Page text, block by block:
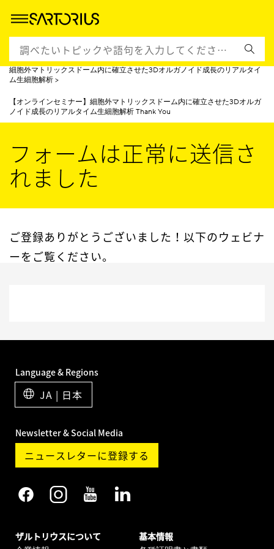
ホームページ イベント＆トレーニング 日本語のウェビナー
細胞外マトリックスドーム内に確立させた3Dオルガノイド成長のリアルタイ
ム生細胞解析
【オンラインセミナー】細胞外マトリックスドーム内に確立させた3Dオルガ
ノイド成長のリアルタイム生細胞解析 Thank You
フォームは正常に送信さ
れました
ご登録ありがとうございました！以下のウェビナ
ーをご覧ください。
ザルトリウスについて 基本情報
Language & Regions
JA | 日本
Newsletter & Social Media
ニュースレターに登録する